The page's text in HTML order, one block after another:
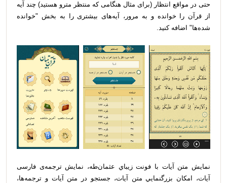
حتی در مواقع انتظار (برای مثال هنگامی که منتظر مترو هستید) چند آیه
از قرآن را خوانده و به مرور، آیه‌های بیشتری را به بخش "خوانده
شده‌ها" اضافه کنید.
نمايش متن آيات با فونت زيباي عثمان‌طه، نمايش ترجمه‌ی فارسی
آيات، امكان بزرگنمايي متن آیات، جستجو در متن آيات و ترجمه‌ها،